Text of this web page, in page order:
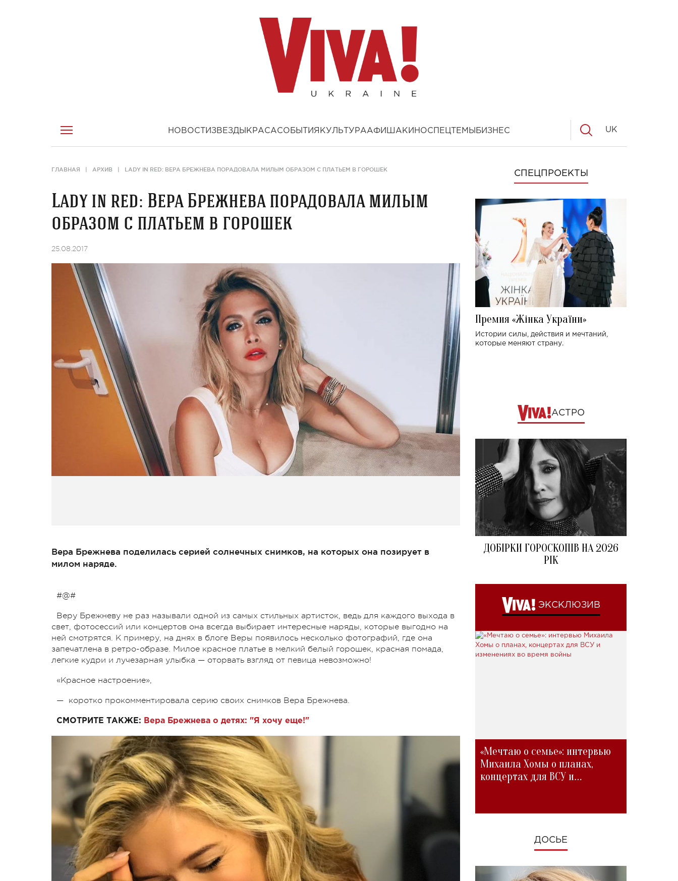
НОВОСТИ ЗВЕЗДЫ КРАСАСОБЫТИЯ КУЛЬТУРААФИША КИНОСПЕЦТЕМЫ БИЗНЕС UK
ГЛАВНАЯ АРХИВ LADY IN RED: ВЕРА БРЕЖНЕВА ПОРАДОВАЛА МИЛЫМ ОБРАЗОМ С ПЛАТЬЕМ В ГОРОШЕК
Lady in red: Вера Брежнева порадовала милым
образом с платьем в горошек
25.08.2017
Вера Брежнева поделилась серией солнечных снимков, на которых она позирует в
милом наряде.
#@#
Веру Брежневу не раз называли одной из самых стильных артисток, ведь для каждого выхода в
свет, фотосессий или концертов она всегда выбирает интересные наряды, которые выгодно на
ней смотрятся. К примеру, на днях в блоге Веры появилось несколько фотографий, где она
запечатлена в ретро-образе. Милое красное платье в мелкий белый горошек, красная помада,
легкие кудри и лучезарная улыбка — оторвать взгляд от певица невозможно!
«Красное настроение»,
— коротко прокомментировала серию своих снимков Вера Брежнева.
СМОТРИТЕ ТАКЖЕ: Вера Брежнева о детях: "Я хочу еще!"
СПЕЦПРОЕКТЫ
Премия «Жінка України»
Истории силы, действия и мечтаний,
которые меняют страну.
АСТРО
ДОБІРКИ ГОРОСКОПІВ НА 2026
РІК
ЭКСКЛЮЗИВ
«Мечтаю о семье»: интервью
Михаила Хомы о планах,
концертах для ВСУ и
ДОСЬЕ